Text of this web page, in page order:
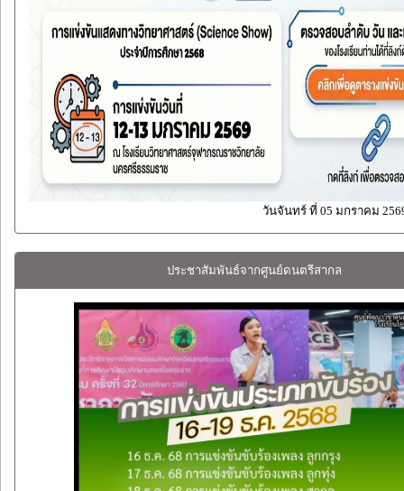
วันจันทร์ ที่ 05 มกราคม
ประชาสัมพันธ์จากศูนย์ดนตรีสากล